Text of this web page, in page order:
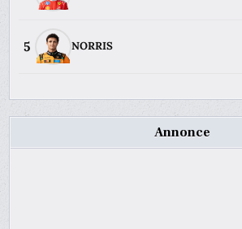
5 NORRIS
Annonce